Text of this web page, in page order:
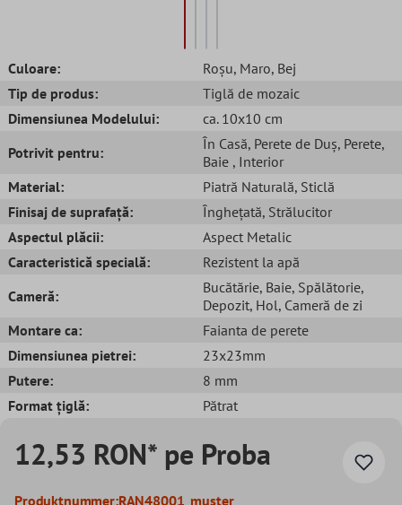
Culoare: Roșu, Maro, Bej
Tip de produs:
Tiglă de mozaic
Dimensiunea Modelului:
ca. 10x10 cm
Potrivit pentru:
În Casă, Perete de Duș, Perete,
Baie , Interior
Material:
Piatră Naturală, Sticlă
Finisaj de suprafață:
Înghețată, Strălucitor
Aspectul plăcii:
Aspect Metalic
Caracteristică specială:
Rezistent la apă
Cameră:
Bucătărie, Baie, Spălătorie,
Depozit, Hol, Cameră de zi
Montare ca:
Faianta de perete
Dimensiunea pietrei:
23x23mm
Putere:
8 mm
Format țiglă:
Pătrat
12,53 RON* pe Proba
Produktnummer:RAN48001_muster